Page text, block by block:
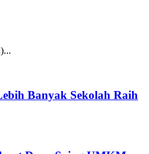
Banyak Sekolah Raih